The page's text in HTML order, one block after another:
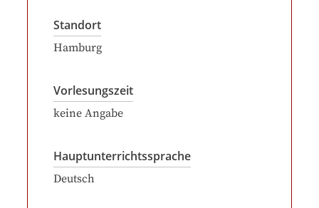
Standort
Hamburg
Vorlesungszeit
keine Angabe
Hauptunterrichtssprache
Deutsch